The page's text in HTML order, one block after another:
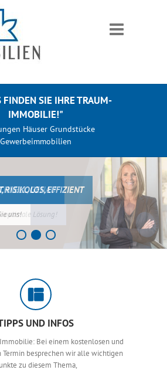
SIE IHRE TRAUM-
IMMOBILIE!"
Häuser Grundstücke
Gewerbeimmobilien
RISIKOLOS, EFFIZIENT
uns!
GENAU
optimale Lösung!
3
UND INFOS
Bei einem kostenlosen und
Termin besprechen wir alle wichtigen
zu diesem Thema,